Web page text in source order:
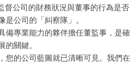
督公司的財務狀況與董事的行為是否
是公司的「糾察隊」。
備專業能力的夥伴擔任董監事，是確
的關鍵。
您的公司藍圖就已清晰可見。我們在